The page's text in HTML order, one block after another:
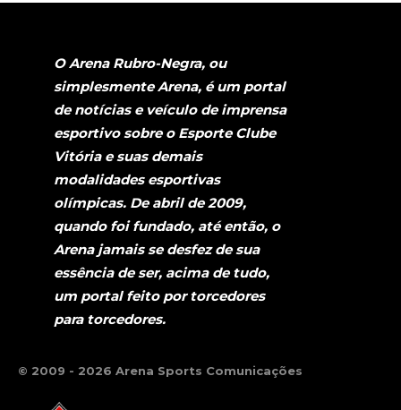
O Arena Rubro-Negra, ou
simplesmente Arena, é um portal
de notícias e veículo de imprensa
esportivo sobre o Esporte Clube
Vitória e suas demais
modalidades esportivas
olímpicas. De abril de 2009,
quando foi fundado, até então, o
Arena jamais se desfez de sua
essência de ser, acima de tudo,
um portal feito por torcedores
para torcedores.
© 2009 - 2026 Arena Sports Comunicações